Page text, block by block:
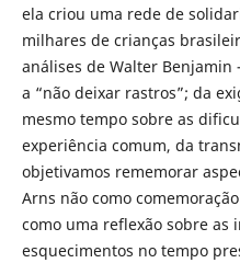
ela criou uma rede de
milhares de crianças
análises de Walter
a “não deixar rastros”; da
mesmo tempo sobre as
experiência comum, da
objetivamos rememorar
Arns não como
como uma reflexão sobre as
esquecimentos no tempo